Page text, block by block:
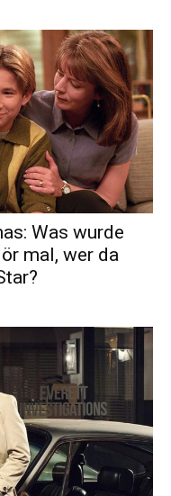
Was wurde
mal, wer da